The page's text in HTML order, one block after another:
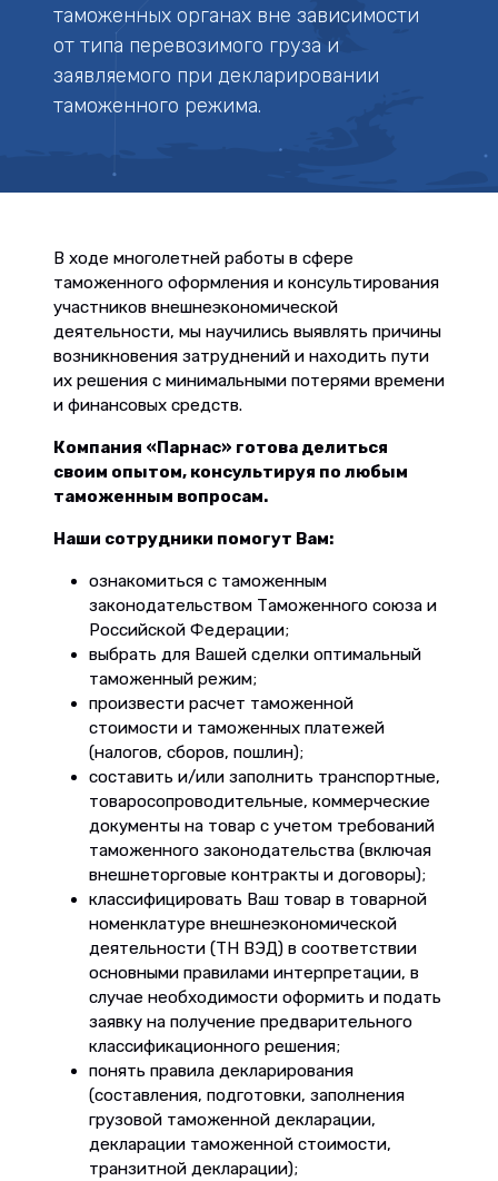
таможенных органах вне зависимости
от типа перевозимого груза и
заявляемого при декларировании
таможенного режима.
В ходе многолетней работы в сфере
таможенного оформления и консультирования
участников внешнеэкономической
деятельности, мы научились выявлять причины
возникновения затруднений и находить пути
их решения с минимальными потерями времени
и финансовых средств.
Компания «Парнас» готова делиться
своим опытом, консультируя по любым
таможенным вопросам.
Наши сотрудники помогут Вам:
ознакомиться с таможенным
законодательством Таможенного союза и
Российской Федерации;
выбрать для Вашей сделки оптимальный
таможенный режим;
произвести расчет таможенной
стоимости и таможенных платежей
(налогов, сборов, пошлин);
составить и/или заполнить транспортные,
товаросопроводительные, коммерческие
документы на товар с учетом требований
таможенного законодательства (включая
внешнеторговые контракты и договоры);
классифицировать Ваш товар в товарной
номенклатуре внешнеэкономической
деятельности (ТН ВЭД) в соответствии
основными правилами интерпретации, в
случае необходимости оформить и подать
заявку на получение предварительного
классификационного решения;
понять правила декларирования
(составления, подготовки, заполнения
грузовой таможенной декларации,
декларации таможенной стоимости,
транзитной декларации);